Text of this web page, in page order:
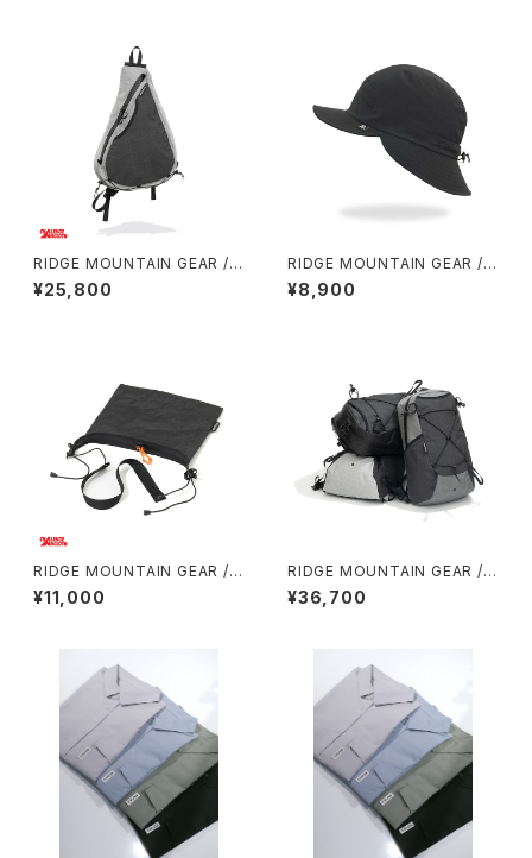
RIDGE MOUNTAIN GEAR / S
ASH PACK
¥25,800
RIDGE MOUNTAIN GEAR / S
HADE CAP
¥8,900
RIDGE MOUNTAIN GEAR / S
ACOCHE
¥11,000
RIDGE MOUNTAIN GEAR /
ONE MILE TRIM
¥36,700